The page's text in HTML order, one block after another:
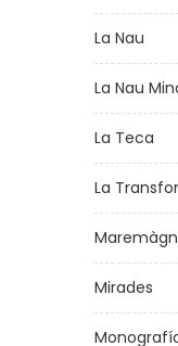
La Nau
La Nau
La Teca
La
Mirades